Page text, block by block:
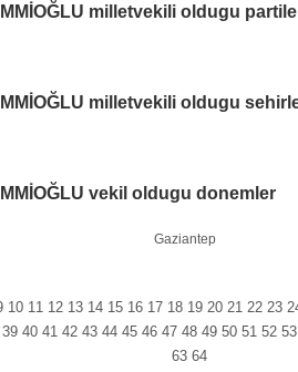
milletvekili oldugu
milletvekili oldugu
vekil oldugu donemler
Gaziantep
10 11 12 13 14 15 16 17 18 19 20 21 22 23
39 40 41 42 43 44 45 46 47 48 49 50 51 52 53
63 64